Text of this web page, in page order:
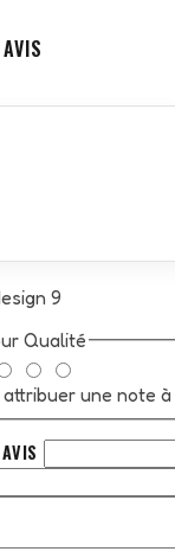
9
Qualité
une note